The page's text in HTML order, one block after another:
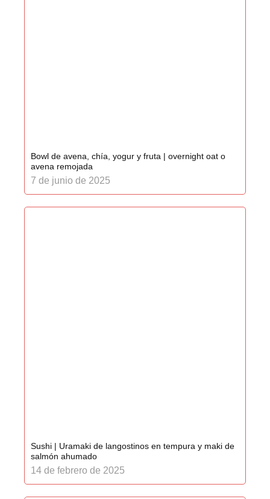
Bowl de avena, chía, yogur y fruta | overnight oat o
avena remojada
7 de junio de 2025
Sushi | Uramaki de langostinos en tempura y maki de
salmón ahumado
14 de febrero de 2025